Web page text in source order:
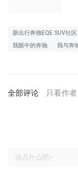
新出行奔驰EQE SUV社区
我眼中的奔驰
我与奔
全部评论 只看作者
说点什么吧~